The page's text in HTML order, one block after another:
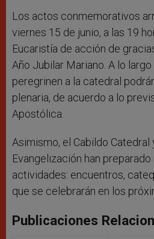
Los actos conmemorativos
viernes 15 de junio, a las 19
Eucaristía de acción de
Año Jubilar Mariano. A lo
peregrinen a la catedral
plenaria, de acuerdo a lo
Apostólica.
Asimismo, el Cabildo Catedral
Evangelización han
actividades: encuentros,
que se celebrarán en los
Publicaciones